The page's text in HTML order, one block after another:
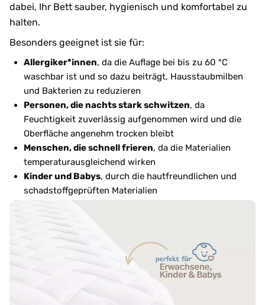
dabei, Ihr Bett sauber, hygienisch und komfortabel zu
halten.
Besonders geeignet ist sie für:
Allergiker*innen, da die Auflage bei bis zu 60 °C
waschbar ist und so dazu beiträgt, Hausstaubmilben
und Bakterien zu reduzieren
Personen, die nachts stark schwitzen, da
Feuchtigkeit zuverlässig aufgenommen wird und die
Oberfläche angenehm trocken bleibt
Menschen, die schnell frieren, da die Materialien
temperaturausgleichend wirken
Kinder und Babys, durch die hautfreundlichen und
schadstoffgeprüften Materialien